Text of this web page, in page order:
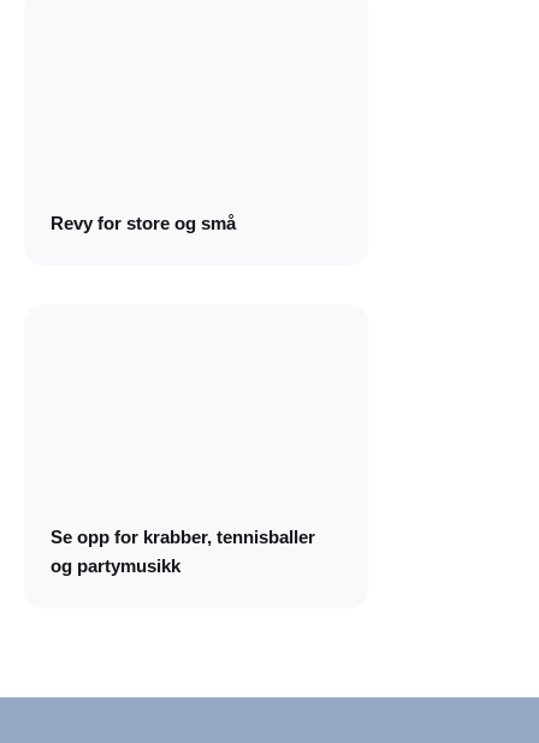
Revy for store og små
Se opp for krabber, tennisballer
og partymusikk